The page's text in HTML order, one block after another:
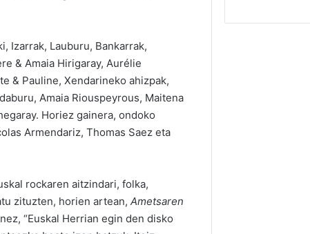
Izarrak, Lauburu, Bankarrak,
& Amaia Hirigaray, Aurélie
& Pauline, Xendarineko ahizpak,
Amaia Riouspeyrous, Maitena
Horiez gainera, ondoko
Armendariz, Thomas Saez eta
rockaren aitzindari, folka,
zituzten, horien artean, Ametsaren
“Euskal Herrian egin den disko